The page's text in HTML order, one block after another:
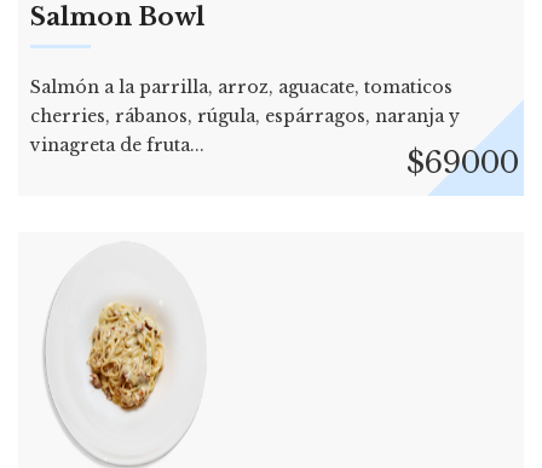
Salmon Bowl
Salmón a la parrilla, arroz, aguacate, tomaticos
cherries, rábanos, rúgula, espárragos, naranja y
vinagreta de fruta...
$69000